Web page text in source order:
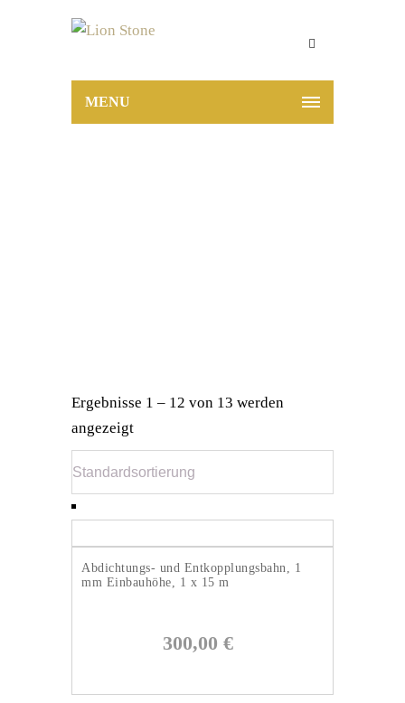
MENU
Ergebnisse 1 – 12 von 13 werden
angezeigt
Abdichtungs- und Entkopplungsbahn, 1
mm Einbauhöhe, 1 x 15 m
300,00 €